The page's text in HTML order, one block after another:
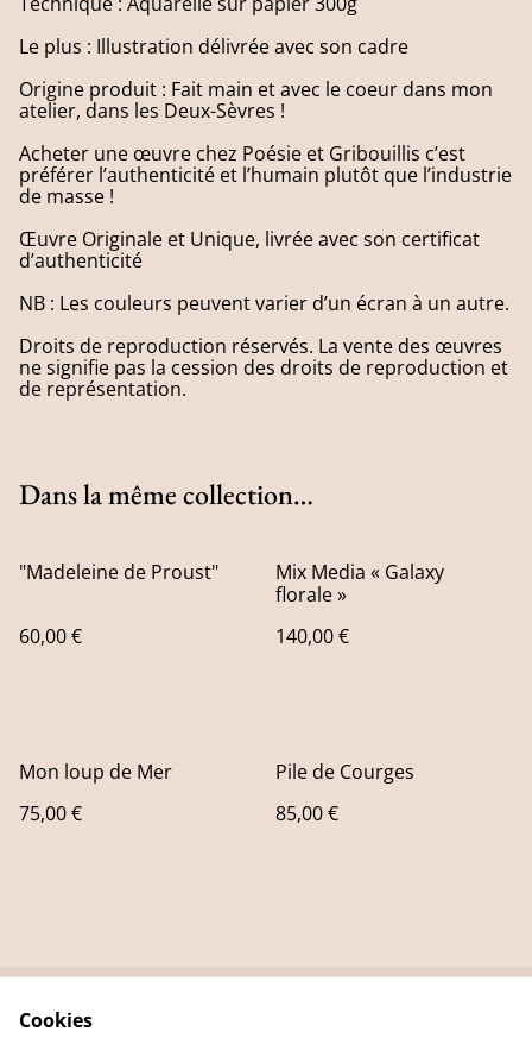
Le plus : Illustration délivrée avec son cadre
Origine produit : Fait main et avec le coeur dans mon
atelier, dans les Deux-Sèvres !
Acheter une œuvre chez Poésie et Gribouillis c’est
préférer l’authenticité et l’humain plutôt que l’industrie
de masse !
Œuvre Originale et Unique, livrée avec son certificat
d’authenticité
NB : Les couleurs peuvent varier d’un écran à un autre.
Droits de reproduction réservés. La vente des œuvres
ne signifie pas la cession des droits de reproduction et
de représentation.
Dans la même collection…
"Madeleine de Proust"
60,00 €
Mix Media « Galaxy
florale »
140,00 €
Mon loup de Mer
75,00 €
Pile de Courges
85,00 €
Cookies